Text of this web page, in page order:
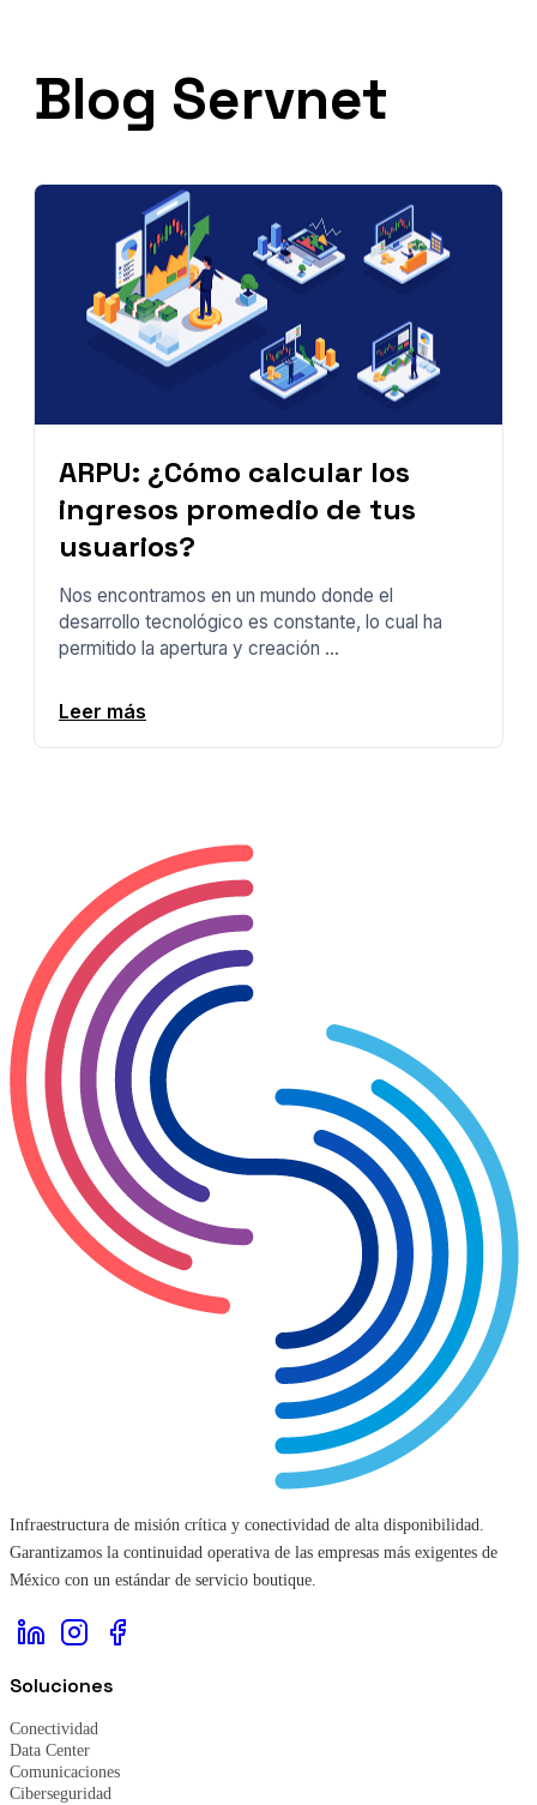
Blog Servnet
ARPU: ¿Cómo calcular los
ingresos promedio de tus
usuarios?
Nos encontramos en un mundo donde el
desarrollo tecnológico es constante, lo cual ha
permitido la apertura y creación ...
Leer más
Infraestructura de misión crítica y conectividad de alta disponibilidad.
Garantizamos la continuidad operativa de las empresas más exigentes de
México con un estándar de servicio boutique.
Soluciones
Conectividad
Data Center
Comunicaciones
Ciberseguridad